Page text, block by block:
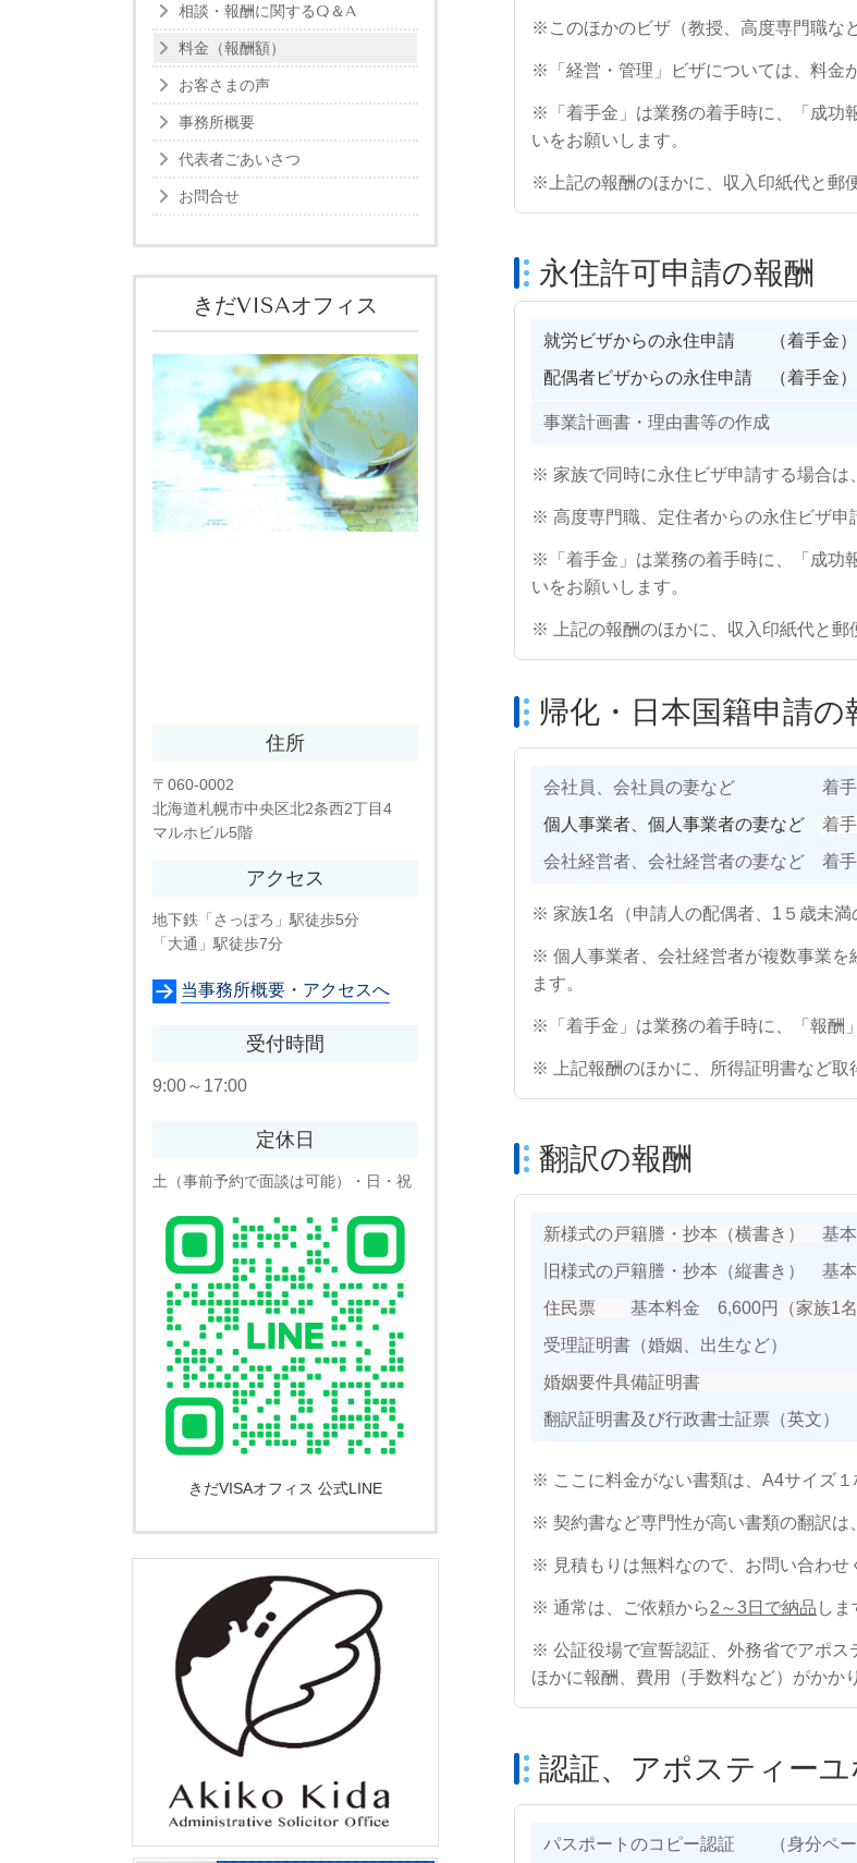
※このほかのビザ（教授、高度専門職な
※「経営・管理」ビザについては、料金
※「着手金」は業務の着手時に、「成功
いをお願いします。
※上記の報酬のほかに、収入印紙代と郵
永住許可申請の報酬
就労ビザからの永住申請 （着手金
配偶者ビザからの永住申請 （着手
事業計画書・理由書等の作成
※ 家族で同時に永住ビザ申請する場合は
※ 高度専門職、定住者からの永住ビザ申
※「着手金」は業務の着手時に、「成功
いをお願いします。
※ 上記の報酬のほかに、収入印紙代と郵
帰化・日本国籍申請の
会社員、会社員の妻など 着手
個人事業者、個人事業者の妻など 着
会社経営者、会社経営者の妻など
※ 家族1名 （申請人の配偶者、1５歳未満
※ 個人事業者、会社経営者が複数事業を
ます。
※「着手金」は業務の着手時に、「報酬
※ 上記報酬のほかに、所得証明書など取
翻訳の報酬
新様式の戸籍謄・抄本（横書き） 基
旧様式の戸籍謄・抄本（縦書き） 基
住民票 基本料金 6,600円
（家族1
受理証明書（婚姻、出生など）
婚姻要件具備証明書
翻訳証明書及び行政書士証票（英文）
※ ここに料金がない書類は、A4サイズ１
※ 契約書など専門性が高い書類の翻訳は
※ 見積もりは無料なので、お問い合わせ
※ 通常は、ご依頼から2～3日で納品 し
※ 公証役場で宣誓認証、外務省でアポス
ほかに報酬、費用（手数料など）がかか
認証、アポスティー
パスポートのコピー認証 （身分ペー
相談・報酬に関するQ＆A
料金（報酬額）
お客さまの声
事務所概要
代表者ごあいさつ
お問合せ
きだVISAオフィス
住所
〒060-0002
北海道札幌市中央区北2条西2丁目4
マルホビル5階
アクセス
地下鉄「さっぽろ」駅徒歩5分
「大通」駅徒歩7分
当事務所概要・アクセスへ
受付時間
9:00～17:00
定休日
土（事前予約で面談は可能）・日・祝
きだVISAオフィス 公式LINE